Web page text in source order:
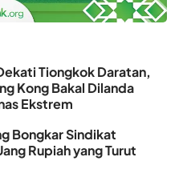
Tiongkok Daratan,
Kong Bakal Dilanda
Ekstrem
Bongkar Sindikat
Rupiah yang Turut